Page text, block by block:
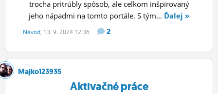
ĽUDIA
MÔJ PROFIL
NASTAVENIA
ROLETA
trocha pritrúbly spôsob, ale celkom inšpirovaný
jeho nápadmi na tomto portále. S tým... Ďalej »
Návod, 13. 9. 2024 12:36 2
Majko123935
Aktivačné práce